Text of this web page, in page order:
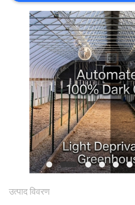
समाचार
गोपनीयता
उत्पाद विवरण